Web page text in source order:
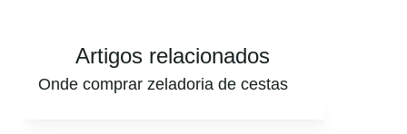
Artigos relacionados
Onde comprar zeladoria de cestas